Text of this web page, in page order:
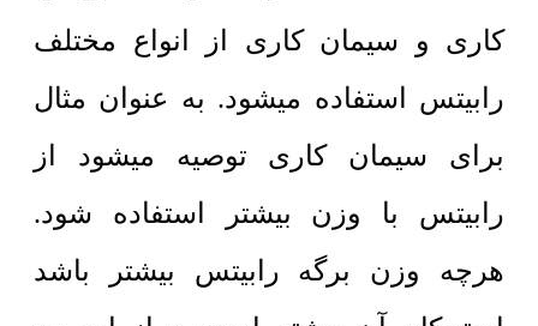
کاری و سیمان کاری از انواع مختلف
رابیتس استفاده میشود. به عنوان مثال
برای سیمان کاری توصیه میشود از
رابیتس با وزن بیشتر استفاده شود.
هرچه وزن برگه رابیتس بیشتر باشد